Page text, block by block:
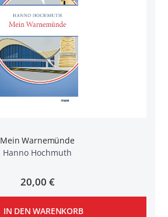
Mein Warnemünde
Hanno Hochmuth
20,00 €
IN DEN WARENKORB